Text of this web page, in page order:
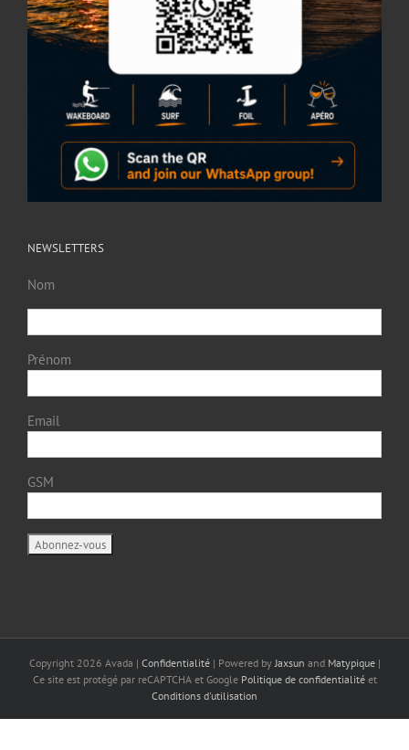
NEWSLETTERS
Nom
Prénom
Email
GSM
Copyright 2026 Avada | Confidentialité | Powered byJaxsun and Matypique|
Ce site est protégé par reCAPTCHA et Google Politique de confidentialitéet
Conditions d'utilisation